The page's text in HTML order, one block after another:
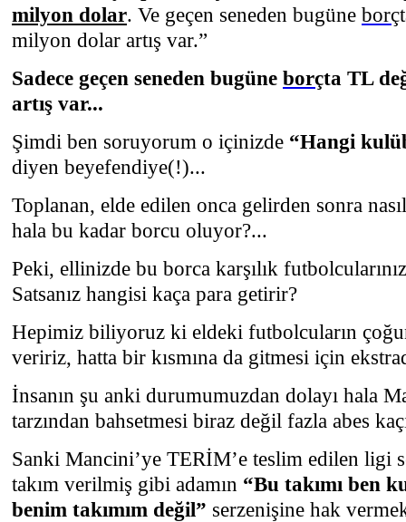
milyon dolar. Ve geçen seneden bugüne borç
milyon dolar artış var.”
Sadece geçen seneden bugüne borçta TL
artış var...
Şimdi ben soruyorum o içinizde “Hangi
diyen beyefendiye(!)...
Toplanan, elde edilen onca gelirden sonra
hala bu kadar borcu oluyor?...
Peki, ellinizde bu borca karşılık
Satsanız hangisi kaça para getirir?
Hepimiz biliyoruz ki eldeki futbolcuların
veririz, hatta bir kısmına da gitmesi için
İnsanın şu anki durumumuzdan dolayı hala
tarzından bahsetmesi biraz değil fazla abes
Sanki Mancini’ye TERİM’e teslim edilen ligi
takım verilmiş gibi adamın “Bu takımı ben
benim takımım değil” serzenişine hak